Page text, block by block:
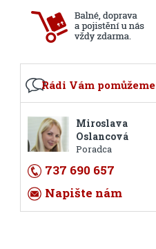
Rádi Vám pomůžeme
Miroslava
Oslancová
Poradca
737 690 657
Napište nám